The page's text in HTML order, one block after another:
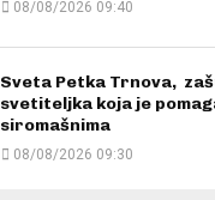
08/08/2026 09:40
Sveta Petka Trnova,
svetiteljka koja je
siromašnima
08/08/2026 09:30